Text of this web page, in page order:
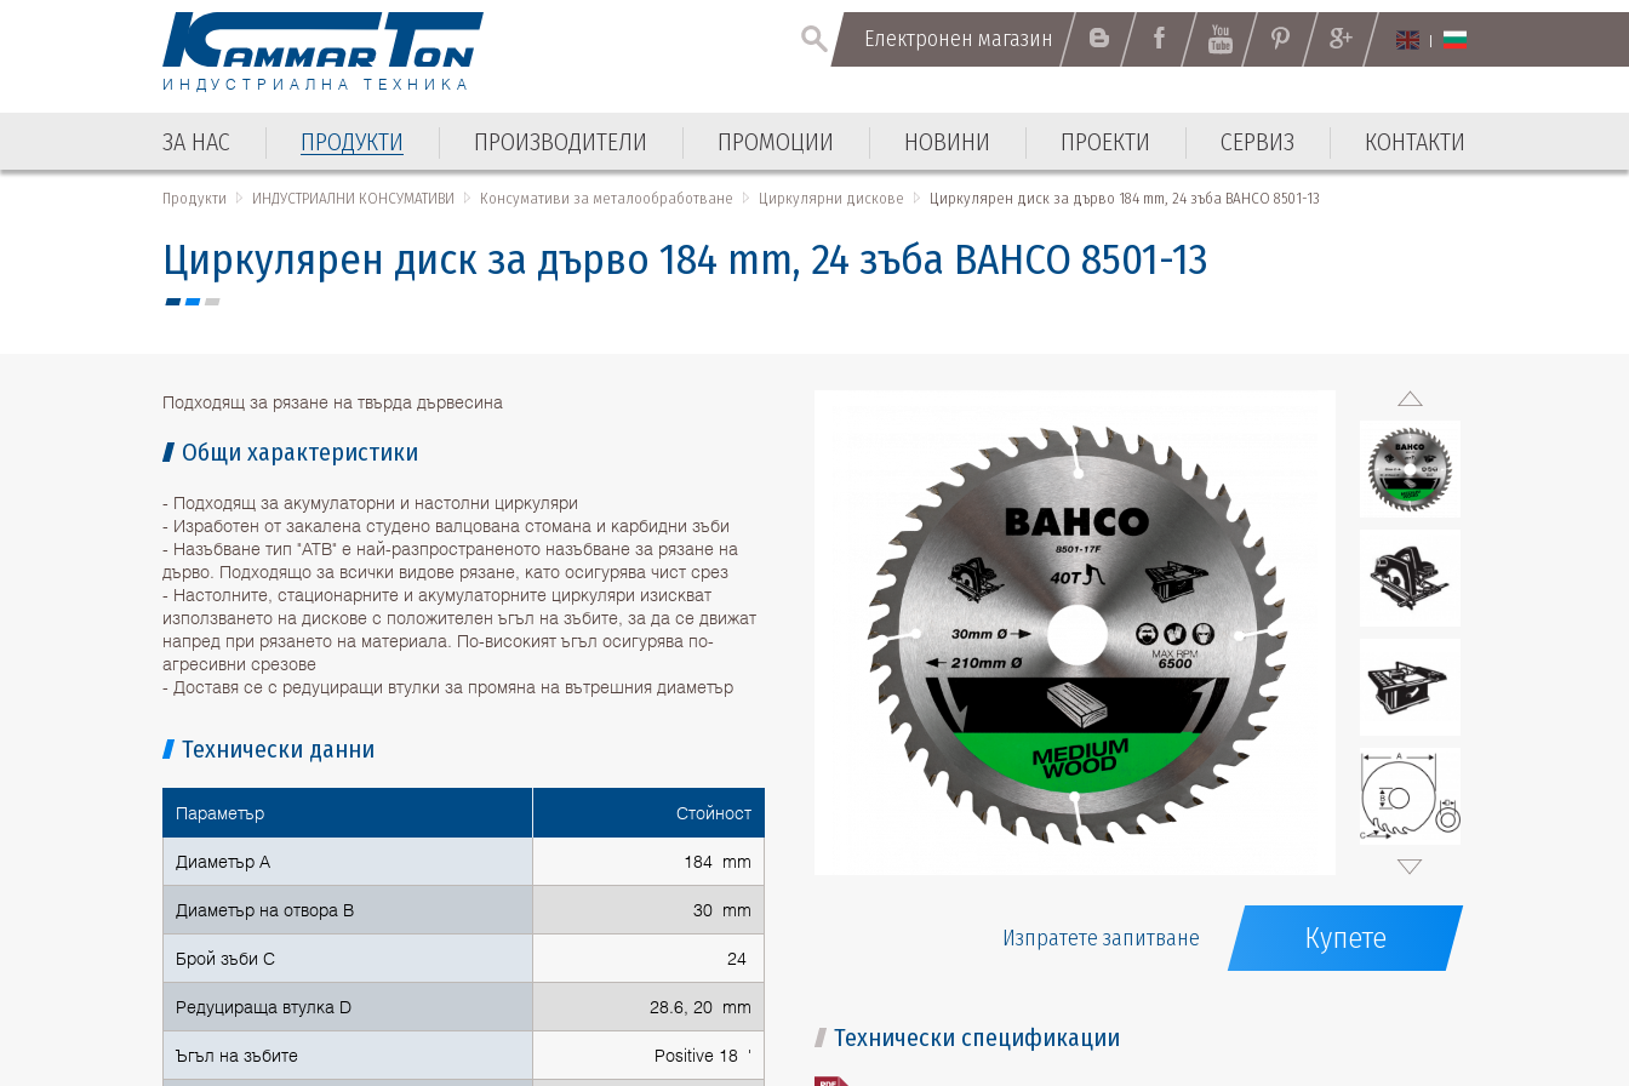
ИНДУСТРИАЛНА ТЕХНИКА
Електронен магазин
ЗА НАС ПРОДУКТИ ПРОИЗВОДИТЕЛИ ПРОМОЦИИ НОВИНИ ПРОЕКТИ СЕРВИЗ КОНТАКТИ
Електронен магазин
ЗА НАС ПРОДУКТИ
Продукти ИНДУСТРИАЛНИ КОНСУМАТИВИ Консумативи за металообработване Циркулярни дискове Циркулярен диск за дърво 184 mm, 24 зъба BAHCO 8501-13
Циркулярен диск за дърво 184 mm, 24 зъба BAHCO 8501-13
Подходящ за рязане на твърда дървесина
Общи характеристики
- Подходящ за акумулаторни и настолни циркуляри
- Изработен от закалена студено валцована стомана и карбидни зъби
- Назъбване тип "ATB" е най-разпространеното назъбване за рязане на
дърво. Подходящо за всички видове рязане, като осигурява чист срез
- Настолните, стационарните и акумулаторните циркуляри изискват
използването на дискове с положителен ъгъл на зъбите, за да се движат
напред при рязането на материала. По-високият ъгъл осигурява по-
агресивни срезове
- Доставя се с редуциращи втулки за промяна на вътрешния диаметър
Технически данни
Параметър Стойност
Диаметър A 184 mm
Диаметър на отвора B 30 mm
Брой зъби C 24
Редуцираща втулка D 28.6, 20 mm
Ъгъл на зъбите Positive 18 '
Изпратете запитване Купете
Технически спецификации